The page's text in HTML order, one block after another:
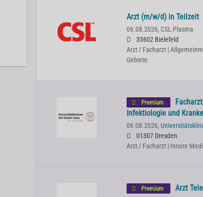
Arzt (m/w/d) in Teilzeit
06.08.2026, CSL Plasma
33602 Bielefeld
Arzt / Facharzt |
Gebiete
Premium
Infektiologie und
06.08.2026,
01307 Dresden
Arzt / Facharzt | Innere
Premium Arzt